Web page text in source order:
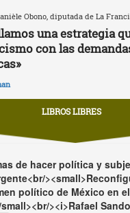
Obono, diputada de La
una estrategia
con las
LIBROS LIBRES
de hacer política y
político de México en
small><br/><i>Rafael